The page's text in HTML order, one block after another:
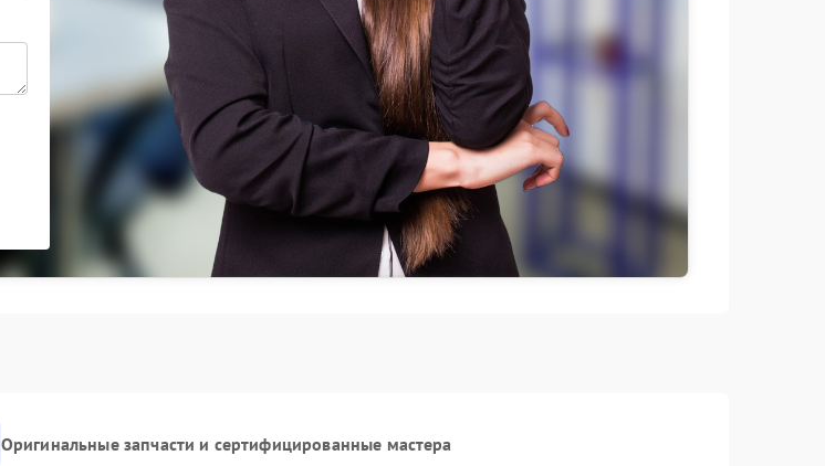
Оригинальные запчасти и сертифицированные мастера